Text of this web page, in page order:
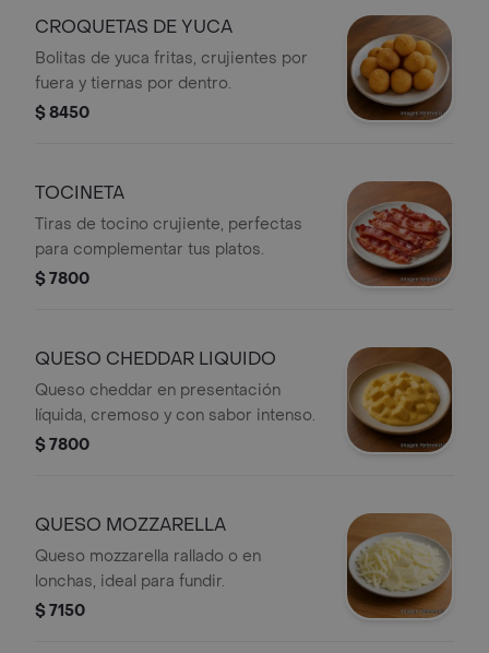
CROQUETAS DE YUCA
Bolitas de yuca fritas, crujientes por
fuera y tiernas por dentro.
$ 8450
TOCINETA
Tiras de tocino crujiente, perfectas
para complementar tus platos.
$ 7800
QUESO CHEDDAR LIQUIDO
Queso cheddar en presentación
líquida, cremoso y con sabor intenso.
$ 7800
QUESO MOZZARELLA
Queso mozzarella rallado o en
lonchas, ideal para fundir.
$ 7150